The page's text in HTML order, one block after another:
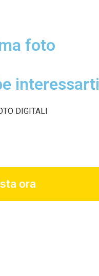
foto
interessarti
DIGITALI
ora